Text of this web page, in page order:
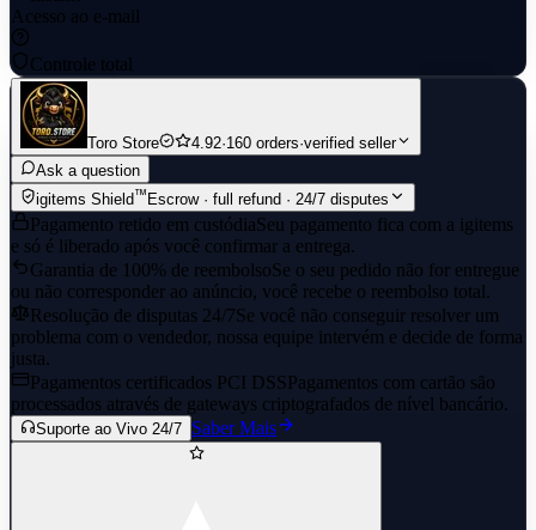
Acesso ao e-mail
Controle total
Toro Store 4.92·160 orders·verified seller
Ask a question
igitems Shield™Escrow · full refund · 24/7 disputes
Pagamento retido em custódiaSeu pagamento fica com a igitems
e só é liberado após você confirmar a entrega.
Garantia de 100% de reembolsoSe o seu pedido não for entregue
ou não corresponder ao anúncio, você recebe o reembolso total.
Resolução de disputas 24/7Se você não conseguir resolver um
problema com o vendedor, nossa equipe intervém e decide de forma
justa.
Pagamentos certificados PCI DSSPagamentos com cartão são
processados através de gateways criptografados de nível bancário.
Suporte ao Vivo 24/7 Saber Mais